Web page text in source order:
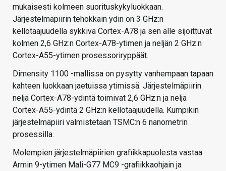
mukaisesti kolmeen suorituskykyluokkaan.
Järjestelmäpiirin tehokkain ydin on 3 GHz:n
kellotaajuudella sykkivä Cortex-A78 ja sen alle sijoittuvat
kolmen 2,6 GHz:n Cortex-A78-ytimen ja neljän 2 GHz:n
Cortex-A55-ytimen prosessoriryppäät.
Dimensity 1100 -mallissa on pysytty vanhempaan tapaan
kahteen luokkaan jaetuissa ytimissä. Järjestelmäpiirin
neljä Cortex-A78-ydintä toimivat 2,6 GHz:n ja neljä
Cortex-A55-ydintä 2 GHz:n kellotaajuudella. Kumpikin
järjestelmäpiiri valmistetaan TSMC:n 6 nanometrin
prosessilla.
Molempien järjestelmäpiirien grafiikkapuolesta vastaa
Armin 9-ytimen Mali-G77 MC9 -grafiikkaohjain ja